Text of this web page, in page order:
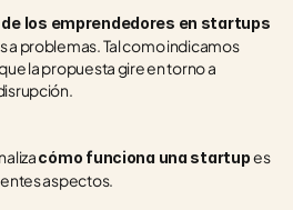
a problemas. Tal como indicamos
la propuesta gire en torno a
cómo funciona una startup es
aspectos.